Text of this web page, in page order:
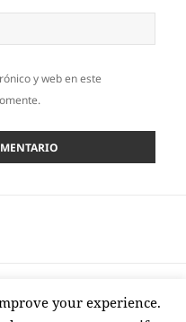
y web en este
your experience.